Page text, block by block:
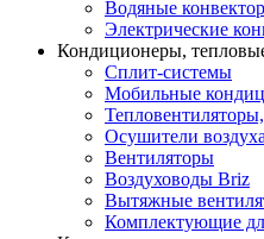
Водяные
Электрические
Кондиционеры,
Сплит-системы
Мобильные
Осушители воздуха
Вентиляторы
Воздуховоды Briz
Вытяжные
Комплектующие